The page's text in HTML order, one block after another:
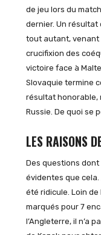
de jeu lors du
dernier. Un résultat
tout autant, venant
crucifixion des
victoire face à
Slovaquie termine
résultat honorable,
Russie. De quoi se
LES RAISONS
Des questions
évidentes que cela.
été ridicule. Loin de
marqués pour 7
l’Angleterre, il n’a